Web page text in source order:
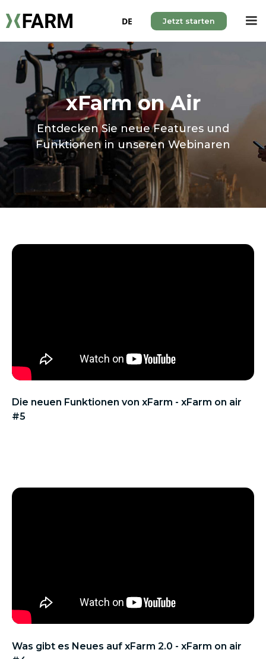
DE Jetzt starten
xFarm on Air
Entdecken Sie neue Features und
Funktionen in unseren Webinaren
Die neuen Funktionen von xFarm - xFarm on air
#5
Was gibt es Neues auf xFarm 2.0 - xFarm on air